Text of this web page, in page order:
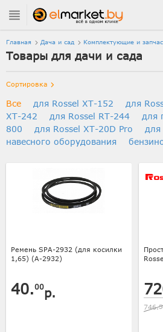
Главная Дача и сад Комплектующие и
Товары для дачи и сада
Сортировка
Все для Rossel XT-152 для
XT-242
для Rossel RT-244
для
800
для Rossel XT-20D Pro для
навесного оборудования
Ремень SPA-2932 (для косилки
1,65) (А-2932)
40.00р.
746.